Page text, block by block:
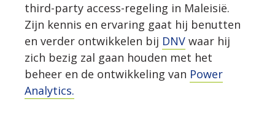
third-party access-regeling in Maleisië.
Zijn kennis en ervaring gaat hij benutten
en verder ontwikkelen bij DNVwaar hij
zich bezig zal gaan houden met het
beheer en de ontwikkeling van Power
Analytics.